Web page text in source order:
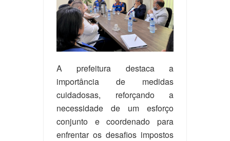
A prefeitura destaca a
importância de medidas
cuidadosas, reforçando a
necessidade de um esforço
conjunto e coordenado para
enfrentar os desafios impostos